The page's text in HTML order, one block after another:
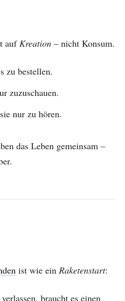
auf Kreation – nicht Konsum.
zu bestellen.
zuzuschauen.
nur zu hören.
das Leben gemeinsam –
ist wie ein Raketenstart:
braucht es einen